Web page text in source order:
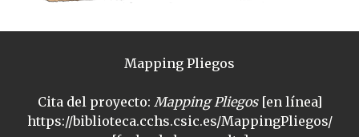
Mapping Pliegos
Cita del proyecto: Mapping Pliegos[en línea]
https://biblioteca.cchs.csic.es/MappingPliegos/